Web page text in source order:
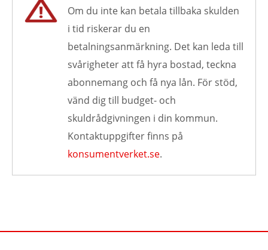
Om du inte kan betala tillbaka skulden
i tid riskerar du en
betalningsanmärkning. Det kan leda till
svårigheter att få hyra bostad, teckna
abonnemang och få nya lån. För stöd,
vänd dig till budget- och
skuldrådgivningen i din kommun.
Kontaktuppgifter finns på
konsumentverket.se.